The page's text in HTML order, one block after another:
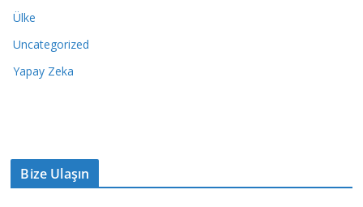
Ülke
Uncategorized
Yapay Zeka
Bize Ulaşın